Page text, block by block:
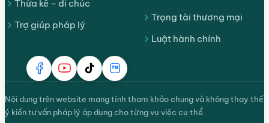
Thừa kế – di chúc
Trợ giúp pháp lý
Trọng tài thương mại
Luật hành chính
Nội dung trên website mang tính tham khảo chung và không thay thế
ý kiến tư vấn pháp lý áp dụng cho từng vụ việc cụ thể.